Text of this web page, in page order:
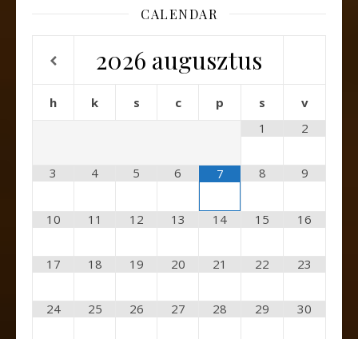
CALENDAR
2026 augusztus
h k s c p s
v
1
2
3 4 5 6 7 8 9
10 11 12 13 14 15 16
17 18 19 20 21 22 23
24 25 26 27 28 29 30